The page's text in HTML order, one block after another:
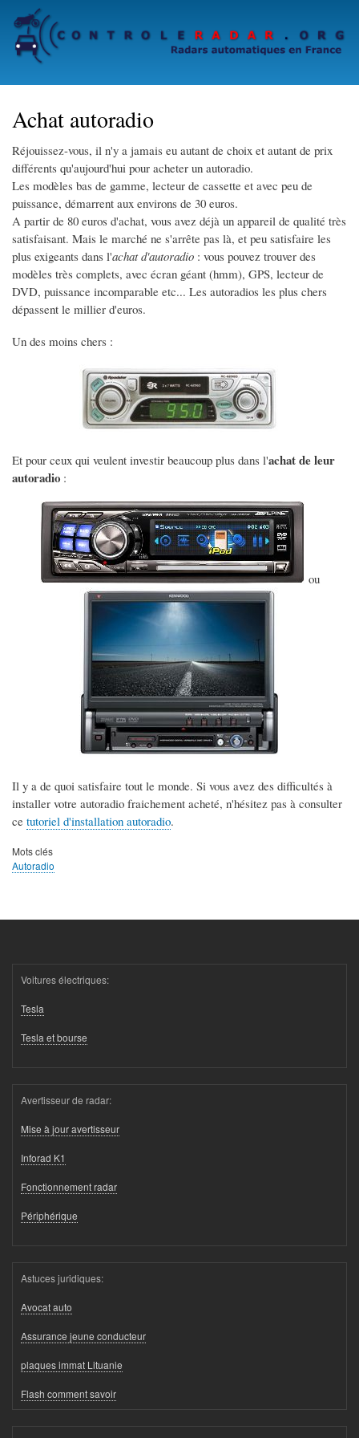
to
main
Achat autoradio
Réjouissez-vous, il n'y a jamais eu autant de choix et autant de prix
différents qu'aujourd'hui pour acheter un autoradio.
Les modèles bas de gamme, lecteur de cassette et avec peu de
puissance, démarrent aux environs de 30 euros.
A partir de 80 euros d'achat, vous avez déjà un appareil de qualité très
satisfaisant. Mais le marché ne s'arrête pas là, et peu satisfaire les
plus exigeants dans l'achat d'autoradio : vous pouvez trouver des
modèles très complets, avec écran géant (hmm), GPS, lecteur de
DVD, puissance incomparable etc... Les autoradios les plus chers
dépassent le millier d'euros.
Un des moins chers :
Et pour ceux qui veulent investir beaucoup plus dans l'achat de leur
autoradio :
ou
Il y a de quoi satisfaire tout le monde. Si vous avez des difficultés à
installer votre autoradio fraichement acheté, n'hésitez pas à consulter
ce tutoriel d'installation autoradio.
Mots clés
Autoradio
Voitures électriques:
Tesla
Tesla et bourse
Avertisseur de radar:
Mise à jour avertisseur
Inforad K1
Fonctionnement radar
Périphérique
Astuces juridiques:
Avocat auto
Assurance jeune conducteur
plaques immat Lituanie
Flash comment savoir